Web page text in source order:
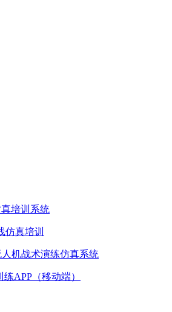
真培训系统
仿真培训
机战术演练仿真系统
APP（移动端）